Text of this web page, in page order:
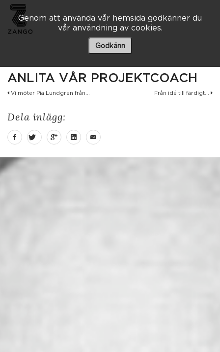
Genom att använda vår hemsida godkänner du
vår användning av cookies.
Godkänn
– 10 80 00
Kyrkogatan 1
– 10 80 00
ANLITA VÅR PROJEKTCOACH
Vi möter Pia Lundgren från... Från idé till färdigt...
Dela inlägg: